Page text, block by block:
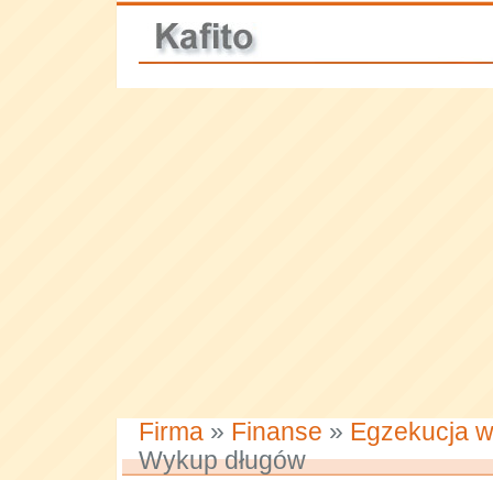
Firma » Finanse » Egzekucja
Wykup długów